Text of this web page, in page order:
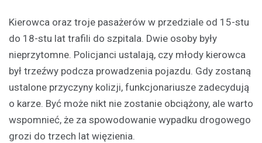
Kierowca oraz troje pasażerów w przedziale od 15-stu
do 18-stu lat trafili do szpitala. Dwie osoby były
nieprzytomne. Policjanci ustalają, czy młody kierowca
był trzeźwy podcza prowadzenia pojazdu. Gdy zostaną
ustalone przyczyny kolizji, funkcjonariusze zadecydują
o karze. Być może nikt nie zostanie obciążony, ale warto
wspomnieć, że za spowodowanie wypadku drogowego
grozi do trzech lat więzienia.